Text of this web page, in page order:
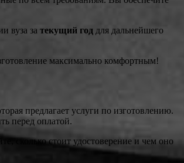
вуза за текущий год для дальнейшего
максимально комфортным!
предлагает услуги по изготовлению.
перед оплатой.
сколько стоит удостоверение и чем оно